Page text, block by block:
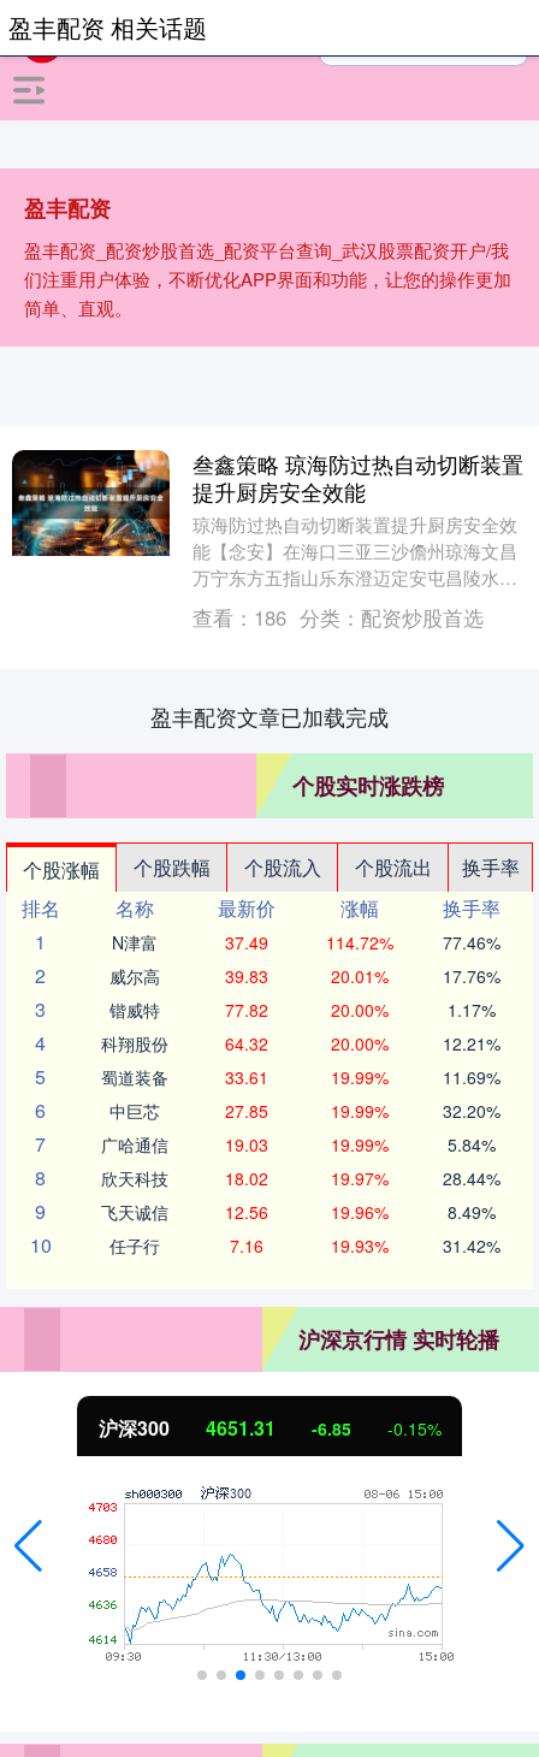
盈丰配资
盈丰配资_配资炒股首选_配资平台查询_武汉股票配资开户/我
们注重用户体验，不断优化APP界面和功能，让您的操作更加
简单、直观。
盈丰配资 相关话题
叁鑫策略 琼海防过热自动切断装置
提升厨房安全效能
琼海防过热自动切断装置提升厨房安全效
能【念安】在海口三亚三沙儋州琼海文昌
万宁东方五指山乐东澄迈定安屯昌陵水昌
江保亭琼中白沙这些充满活力与魅力的海
南城市中，厨房安....
查看： 186 分类： 配资炒股首选
盈丰配资文章已加载完成
个股实时涨跌榜
个股涨幅 个股跌幅 个股流入 个股流出
换手率
排名
名称 最新价 涨幅
换手率
1
N津富 37.49 114.72% 77.46%
2 威尔高 39.83 20.01% 17.76%
3 锴威特 77.82 20.00% 1.17%
4 科翔股份 64.32 20.00% 12.21%
5 蜀道装备 33.61 19.99% 11.69%
6 中巨芯 27.85 19.99% 32.20%
7 广哈通信 19.03 19.99% 5.84%
8 欣天科技 18.02 19.97% 28.44%
9 飞天诚信 12.56 19.96% 8.49%
10 任子行 7.16 19.93% 31.42%
沪深京行情 实时轮播
沪深300 4651.31 -6.85 -0.15%